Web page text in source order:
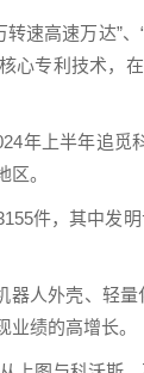
速高速万达”
心专利技术，
年上半年追觅
。
件，其中发
人外壳、轻
绩的高增长。